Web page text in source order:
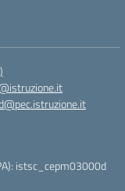
istsc_cepm03000d